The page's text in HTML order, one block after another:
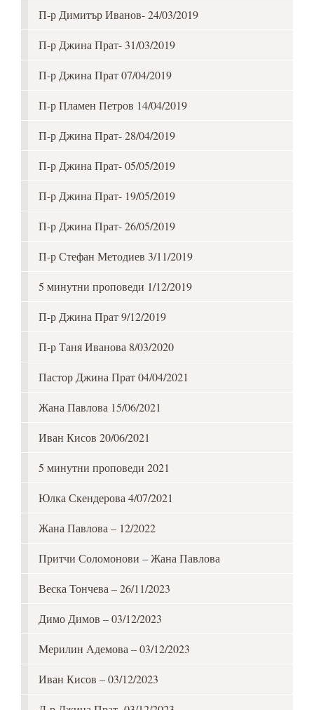
П-р Димитър Иванов- 24/03/2019
П-р Джина Прат- 31/03/2019
П-р Джина Прат 07/04/2019
П-р Пламен Петров 14/04/2019
П-р Джина Прат- 28/04/2019
П-р Джина Прат- 05/05/2019
П-р Джина Прат- 19/05/2019
П-р Джина Прат- 26/05/2019
П-р Стефан Методиев 3/11/2019
5 минутни проповеди 1/12/2019
П-р Джина Прат 9/12/2019
П-р Таня Иванова 8/03/2020
Пастор Джина Прат 04/04/2021
Жана Павлова 15/06/2021
Иван Кисов 20/06/2021
5 минутни проповеди 2021
Юлка Скендерова 4/07/2021
Жана Павлова – 12/2022
Притчи Соломонови – Жана Павлова
Веска Тончева – 26/11/2023
Димо Димов – 03/12/2023
Мерилин Адемова – 03/12/2023
Иван Кисов – 03/12/2023